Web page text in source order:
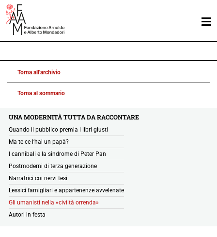
Torna all'archivio
Torna al sommario
UNA MODERNITÀ TUTTA DA RACCONTARE
Quando il pubblico premia i libri giusti
Ma te ce l’hai un papà?
I cannibali e la sindrome di Peter Pan
Postmoderni di terza generazione
Narratrici coi nervi tesi
Lessici famigliari e appartenenze avvelenate
Gli umanisti nella «civiltà orrenda»
Autori in festa